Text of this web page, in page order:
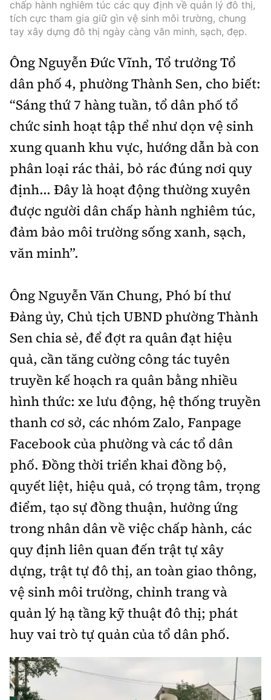
chấp hành nghiêm túc các quy định về quản lý đô thị,
tích cực tham gia giữ gìn vệ sinh môi trường, chung
tay xây dựng đô thị ngày càng văn minh, sạch, đẹp.
Ông Nguyễn Đức Vĩnh, Tổ trưởng Tổ
dân phố 4, phường Thành Sen, cho biết:
“Sáng thứ 7 hàng tuần, tổ dân phố tổ
chức sinh hoạt tập thể như dọn vệ sinh
xung quanh khu vực, hướng dẫn bà con
phân loại rác thải, bỏ rác đúng nơi quy
định... Đây là hoạt động thường xuyên
được người dân chấp hành nghiêm túc,
đảm bảo môi trường sống xanh, sạch,
văn minh”.
Ông Nguyễn Văn Chung, Phó bí thư
Đảng ủy, Chủ tịch UBND phường Thành
Sen chia sẻ, để đợt ra quân đạt hiệu
quả, cần tăng cường công tác tuyên
truyền kế hoạch ra quân bằng nhiều
hình thức: xe lưu động, hệ thống truyền
thanh cơ sở, các nhóm Zalo, Fanpage
Facebook của phường và các tổ dân
phố. Đồng thời triển khai đồng bộ,
quyết liệt, hiệu quả, có trọng tâm, trọng
điểm, tạo sự đồng thuận, hưởng ứng
trong nhân dân về việc chấp hành, các
quy định liên quan đến trật tự xây
dựng, trật tự đô thị, an toàn giao thông,
vệ sinh môi trường, chỉnh trang và
quản lý hạ tầng kỹ thuật đô thị; phát
huy vai trò tự quản của tổ dân phố.